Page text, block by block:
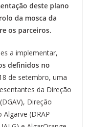
deste plano
da mosca da
os parceiros.
a implementar,
definidos no
de setembro, uma
da Direção
Direção
Algarve (DRAP